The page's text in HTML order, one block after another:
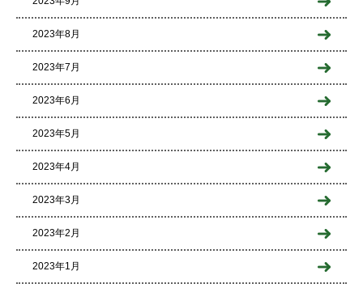
2023年8月
2023年7月
2023年6月
2023年5月
2023年4月
2023年3月
2023年2月
2023年1月